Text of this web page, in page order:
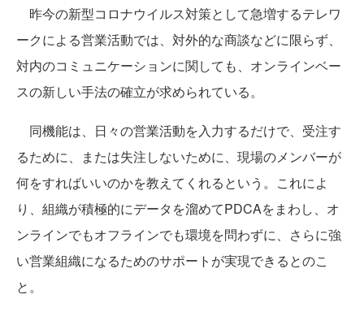
昨今の新型コロナウイルス対策として急増するテレワ
ークによる営業活動では、対外的な商談などに限らず、
対内のコミュニケーションに関しても、オンラインベー
スの新しい手法の確立が求められている。
同機能は、日々の営業活動を入力するだけで、受注す
るために、または失注しないために、現場のメンバーが
何をすればいいのかを教えてくれるという。これによ
り、組織が積極的にデータを溜めてPDCAをまわし、オ
ンラインでもオフラインでも環境を問わずに、さらに強
い営業組織になるためのサポートが実現できるとのこ
と。